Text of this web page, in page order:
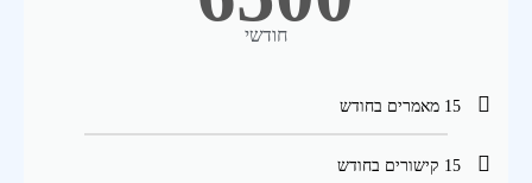
חודשי
15 מאמרים בחודש
15 קישורים בחודש